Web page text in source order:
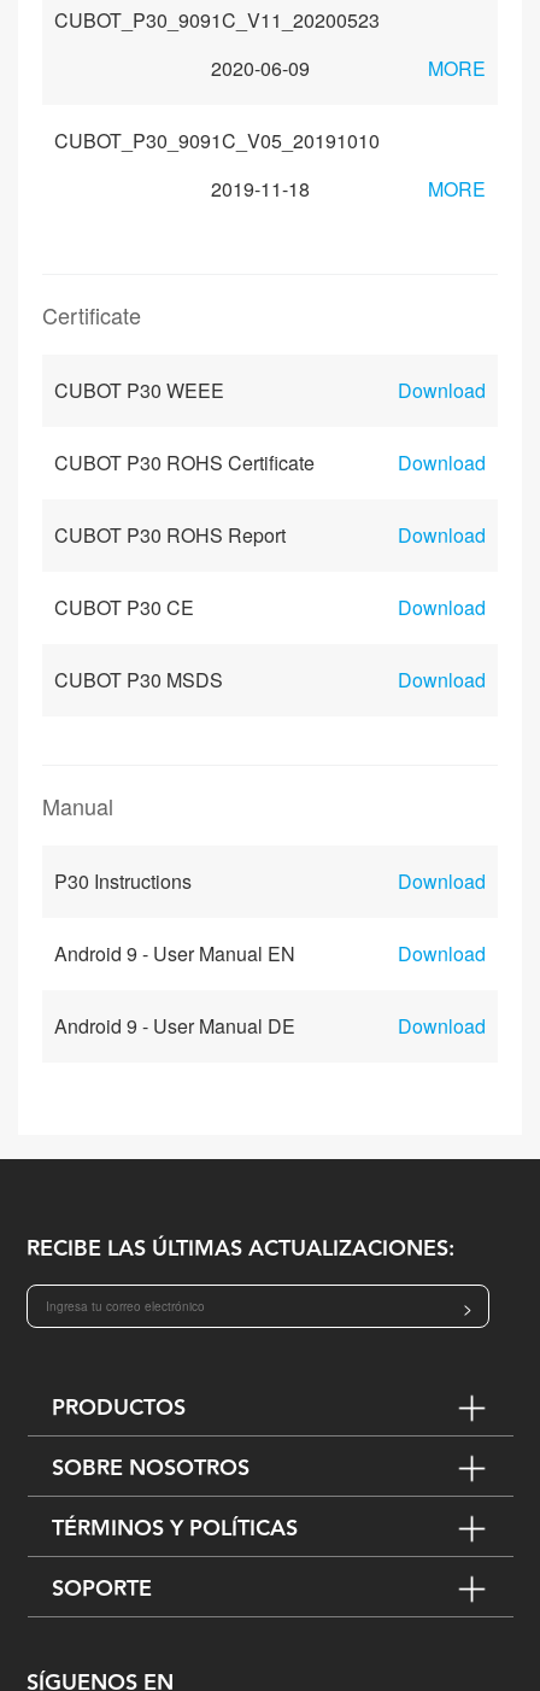
CUBOT_P30_9091C_V11_20200523
2020-06-09
MORE
CUBOT_P30_9091C_V05_20191010
2019-11-18
MORE
Certificate
CUBOT P30 WEEE Download
CUBOT P30 ROHS Certificate Download
CUBOT P30 ROHS Report Download
CUBOT P30 CE Download
CUBOT P30 MSDS Download
Manual
P30 Instructions Download
Android 9 - User Manual EN Download
Android 9 - User Manual DE Download
RECIBE LAS ÚLTIMAS ACTUALIZACIONES:
>
PRODUCTOS
SOBRE NOSOTROS
TÉRMINOS Y POLÍTICAS
SOPORTE
SÍGUENOS EN